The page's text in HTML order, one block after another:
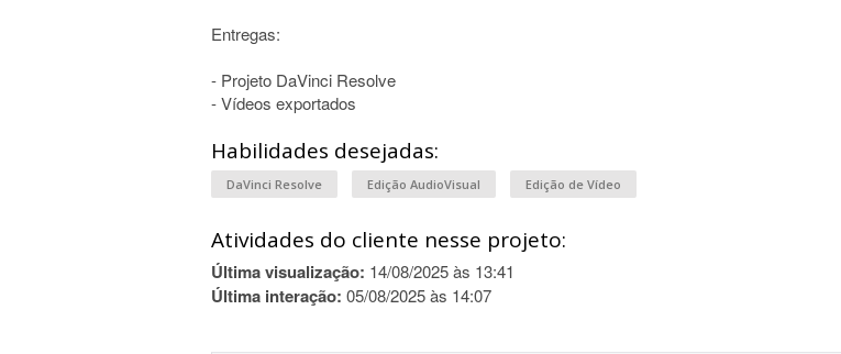
Entregas:
- Projeto DaVinci Resolve
- Vídeos exportados
Habilidades desejadas:
DaVinci Resolve Edição AudioVisual Edição de Vídeo
Atividades do cliente nesse projeto:
Última visualização: 14/08/2025 às 13:41
Última interação: 05/08/2025 às 14:07